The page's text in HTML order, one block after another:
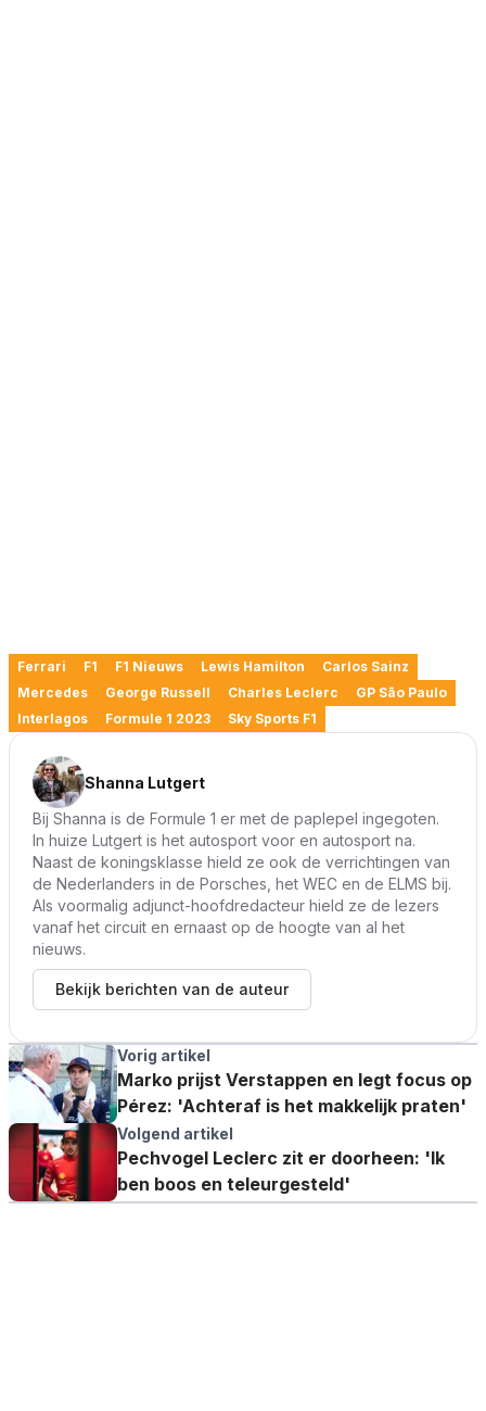
Ferrari F1 F1 Nieuws Lewis Hamilton
Carlos Sainz
Mercedes
George Russell Charles Leclerc
GP São Paulo
Interlagos
Formule 1 2023 Sky Sports F1
Shanna Lutgert
Bij Shanna is de Formule 1 er met de paplepel ingegoten.
In huize Lutgert is het autosport voor en autosport na.
Naast de koningsklasse hield ze ook de verrichtingen van
de Nederlanders in de Porsches, het WEC en de ELMS bij.
Als voormalig adjunct-hoofdredacteur hield ze de lezers
vanaf het circuit en ernaast op de hoogte van al het
nieuws.
Bekijk berichten van de auteur
Vorig artikel
Marko prijst Verstappen en legt focus op
Pérez: 'Achteraf is het makkelijk praten'
Volgend artikel
Pechvogel Leclerc zit er doorheen: 'Ik
ben boos en teleurgesteld'